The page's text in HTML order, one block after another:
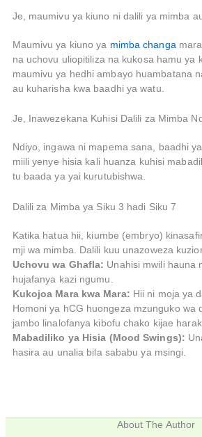
Je, maumivu ya kiuno ni dalili ya mimba
Maumivu ya kiuno ya mimba changa
na uchovu uliopitiliza na kukosa hamu ya
maumivu ya hedhi ambayo huambatana
au kuharisha kwa baadhi ya watu.
Je, Inawezekana Kuhisi Dalili za Mimba
Ndiyo, ingawa ni mapema sana, baadhi
miili yenye hisia kali huanza kuhisi
tu baada ya yai kurutubishwa.
Dalili za Mimba ya Siku 3 hadi Siku 7
Katika hatua hii, kiumbe (embryo)
mji wa mimba. Dalili kuu unazoweza
Uchovu wa Ghafla: Unahisi mwili hauna
hujafanya kazi ngumu.
Kukojoa Mara kwa Mara: Hii ni moja ya
Homoni ya hCG huongeza mzunguko wa
jambo linalofanya kibofu chako kijae
Mabadiliko ya Hisia (Mood Swings):
hasira au unalia bila sababu ya msingi.
About The Author